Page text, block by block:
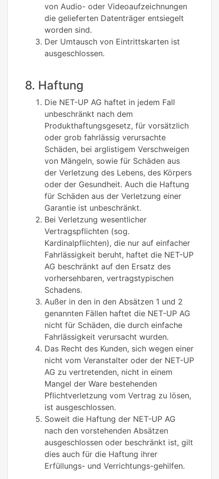
von Audio- oder Videoaufzeichnungen
die gelieferten Datenträger entsiegelt
worden sind.
Der Umtausch von Eintrittskarten ist
ausgeschlossen.
8. Haftung
Die NET-UP AG haftet in jedem Fall
unbeschränkt nach dem
Produkthaftungsgesetz, für vorsätzlich
oder grob fahrlässig verursachte
Schäden, bei arglistigem Verschweigen
von Mängeln, sowie für Schäden aus
der Verletzung des Lebens, des Körpers
oder der Gesundheit. Auch die Haftung
für Schäden aus der Verletzung einer
Garantie ist unbeschränkt.
Bei Verletzung wesentlicher
Vertragspflichten (sog.
Kardinalpflichten), die nur auf einfacher
Fahrlässigkeit beruht, haftet die NET-UP
AG beschränkt auf den Ersatz des
vorhersehbaren, vertragstypischen
Schadens.
Außer in den in den Absätzen 1 und 2
genannten Fällen haftet die NET-UP AG
nicht für Schäden, die durch einfache
Fahrlässigkeit verursacht wurden.
Das Recht des Kunden, sich wegen einer
nicht vom Veranstalter oder der NET-UP
AG zu vertretenden, nicht in einem
Mangel der Ware bestehenden
Pflichtverletzung vom Vertrag zu lösen,
ist ausgeschlossen.
Soweit die Haftung der NET-UP AG
nach den vorstehenden Absätzen
ausgeschlossen oder beschränkt ist, gilt
dies auch für die Haftung ihrer
Erfüllungs- und Verrichtungs-gehilfen.